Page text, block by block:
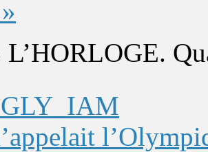
L’HORLOGE.